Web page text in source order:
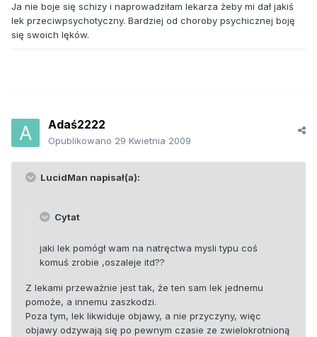
Ja nie boje się schizy i naprowadziłam lekarza żeby mi dał jakiś
lek przeciwpsychotyczny. Bardziej od choroby psychicznej boję
się swoich lęków.
Adaś2222
Opublikowano 29 Kwietnia 2009
LucidMan napisał(a):
Cytat
jaki lek pomógł wam na natręctwa mysli typu coś
komuś zrobie ,oszaleje itd??
Z lekami przeważnie jest tak, że ten sam lek jednemu
pomoże, a innemu zaszkodzi.
Poza tym, lek likwiduje objawy, a nie przyczyny, więc
objawy odzywają się po pewnym czasie ze zwielokrotnioną